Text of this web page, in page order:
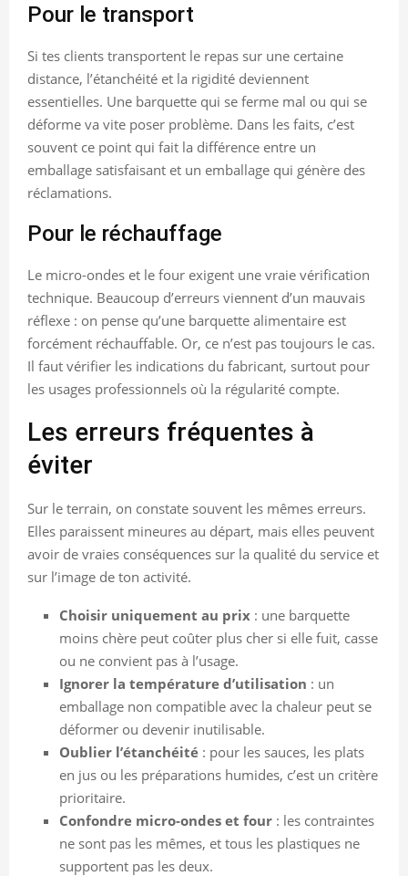
Pour le transport
Si tes clients transportent le repas sur une certaine
distance, l’étanchéité et la rigidité deviennent
essentielles. Une barquette qui se ferme mal ou qui se
déforme va vite poser problème. Dans les faits, c’est
souvent ce point qui fait la différence entre un
emballage satisfaisant et un emballage qui génère des
réclamations.
Pour le réchauffage
Le micro-ondes et le four exigent une vraie vérification
technique. Beaucoup d’erreurs viennent d’un mauvais
réflexe : on pense qu’une barquette alimentaire est
forcément réchauffable. Or, ce n’est pas toujours le cas.
Il faut vérifier les indications du fabricant, surtout pour
les usages professionnels où la régularité compte.
Les erreurs fréquentes à
éviter
Sur le terrain, on constate souvent les mêmes erreurs.
Elles paraissent mineures au départ, mais elles peuvent
avoir de vraies conséquences sur la qualité du service et
sur l’image de ton activité.
Choisir uniquement au prix : une barquette
moins chère peut coûter plus cher si elle fuit, casse
ou ne convient pas à l’usage.
Ignorer la température d’utilisation : un
emballage non compatible avec la chaleur peut se
déformer ou devenir inutilisable.
Oublier l’étanchéité : pour les sauces, les plats
en jus ou les préparations humides, c’est un critère
prioritaire.
Confondre micro-ondes et four : les contraintes
ne sont pas les mêmes, et tous les plastiques ne
supportent pas les deux.